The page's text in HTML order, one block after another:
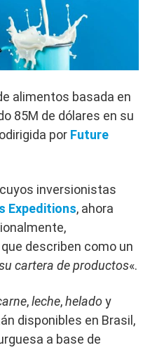
alimentos basada en
85M de dólares en su
por Future
inversionistas
Expeditions, ahora
describen como un
cartera de productos«.
,leche,helado y
disponibles en Brasil,
a base de